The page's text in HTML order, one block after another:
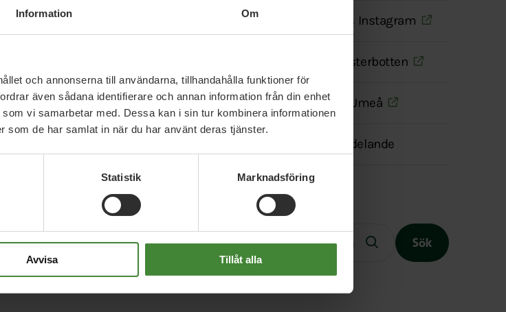
Information Om
och annonserna till användarna, tillhandahålla funktioner för
även sådana identifierare och annan information från din enhet
vi samarbetar med. Dessa kan i sin tur kombinera informationen
som de har samlat in när du har använt deras tjänster.
Statistik Marknadsföring
Avvisa Tillåt alla
MP Västerbottens Instagram
Grön ungdom Västerbotten
Gröna studenter Umeå
Transparensmeddelande
Fritext
Sök